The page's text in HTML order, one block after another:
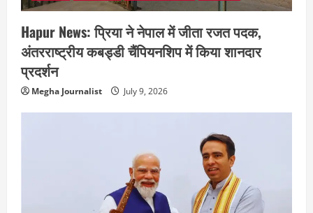
Hapur News: प्रिया ने नेपाल में जीता रजत पदक,
अंतरराष्ट्रीय कबड्डी चैंपियनशिप में किया शानदार
प्रदर्शन
Megha Journalist July 9, 2026